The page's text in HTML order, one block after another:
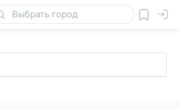
Товары для дачи